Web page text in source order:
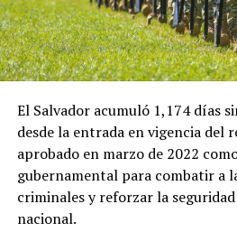
En esa ocasión, la ministra de
María Luisa Hayem, representó
y sostuvo una reunión con
establecieron algunos acuerdos
Ulloa también destacó el papel
de El Salvador en Colombia,
impulso de la nueva etapa de
países.
El Salvador acumuló 1,174 días
desde la entrada en vigencia del
aprobado en marzo de 2022
gubernamental para combatir a
criminales y reforzar la
nacional.